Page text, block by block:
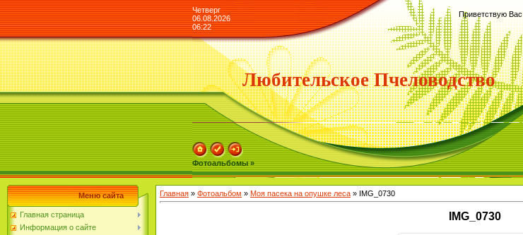
Четверг
06.08.2026
06:22
Приветствую Вас
Любительское Пчеловодство
Фотоальбомы »
Меню сайта
Главная страница
Информация о сайте
Главная » Фотоальбом » Моя пасека на опушке леса » IMG_0730
IMG_0730